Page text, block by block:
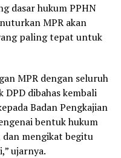
dasar hukum PPHN
MPR akan
paling tepat untuk
MPR dengan seluruh
dibahas kembali
Badan Pengkajian
bentuk hukum
mengikat begitu
ujarnya.